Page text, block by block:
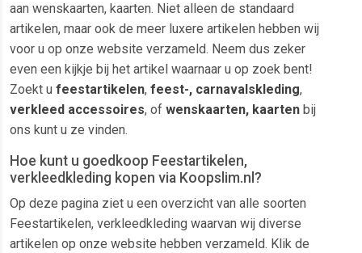
aan wenskaarten, kaarten. Niet alleen de standaard
artikelen, maar ook de meer luxere artikelen hebben wij
voor u op onze website verzameld. Neem dus zeker
even een kijkje bij het artikel waarnaar u op zoek bent!
Zoekt u feestartikelen, feest-, carnavalskleding,
verkleed accessoires, of wenskaarten, kaarten bij
ons kunt u ze vinden.
Hoe kunt u goedkoop Feestartikelen,
verkleedkleding kopen via Koopslim.nl?
Op deze pagina ziet u een overzicht van alle soorten
Feestartikelen, verkleedkleding waarvan wij diverse
artikelen op onze website hebben verzameld. Klik de